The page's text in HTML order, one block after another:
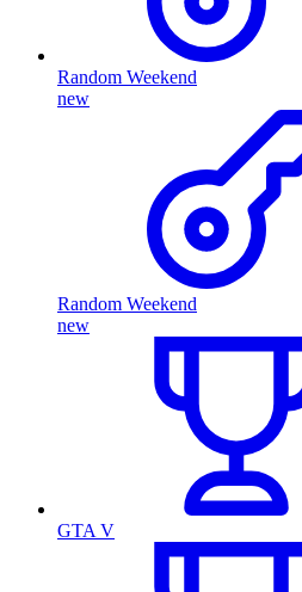
Random Weekend
new
Random Weekend
new
GTA V